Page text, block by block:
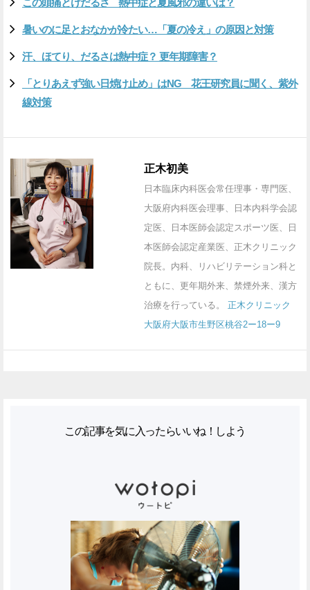
暑いのに足とおなかが冷たい…「夏の冷え」の原因と対策
汗、ほてり、だるさは熱中症？ 更年期障害？
「とりあえず強い日焼け止め」はNG 花王研究員に聞く、紫外
線対策
正木初美
日本臨床内科医会常任理事・専門医、
大阪府内科医会理事、日本内科学会認
定医、日本医師会認定スポーツ医、日
本医師会認定産業医、正木クリニック
院長。内科、リハビリテーション科と
ともに、更年期外来、禁煙外来、漢方
治療を行っている。 正木クリニック
大阪府大阪市生野区桃谷2ー18ー9
この記事を気に入ったらいいね！しよう